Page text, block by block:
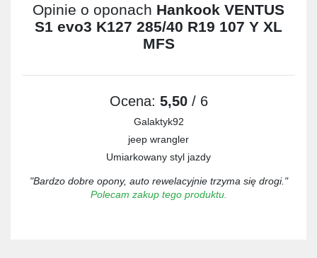
Opinie o oponach Hankook VENTUS
S1 evo3 K127 285/40 R19 107 Y XL
MFS
Ocena: 5,50/ 6
Galaktyk92
jeep wrangler
Umiarkowany styl jazdy
"Bardzo dobre opony, auto rewelacyjnie trzyma się drogi."
Polecam zakup tego produktu.